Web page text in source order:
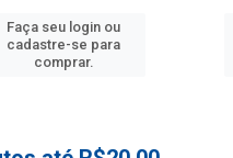
Faça seu login ou
cadastre-se para
comprar.